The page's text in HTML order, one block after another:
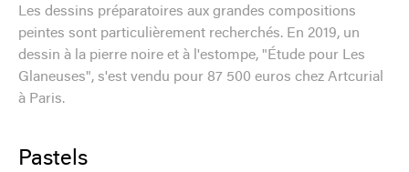
Les dessins préparatoires aux grandes compositions
peintes sont particulièrement recherchés. En 2019, un
dessin à la pierre noire et à l'estompe, "Étude pour Les
Glaneuses", s'est vendu pour 87 500 euros chez Artcurial
à Paris.
Pastels